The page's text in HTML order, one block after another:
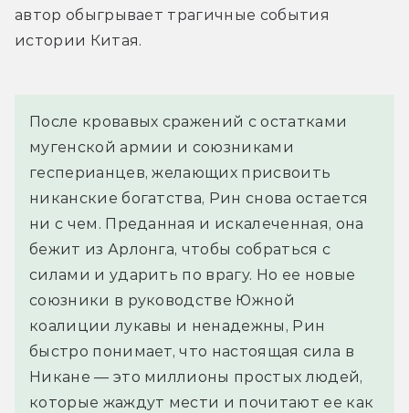
автор обыгрывает трагичные события
истории Китая.
После кровавых сражений с остатками
мугенской армии и союзниками
гесперианцев, желающих присвоить
никанские богатства, Рин снова остается
ни с чем. Преданная и искалеченная, она
бежит из Арлонга, чтобы собраться с
силами и ударить по врагу. Но ее новые
союзники в руководстве Южной
коалиции лукавы и ненадежны, Рин
быстро понимает, что настоящая сила в
Никане — это миллионы простых людей,
которые жаждут мести и почитают ее как